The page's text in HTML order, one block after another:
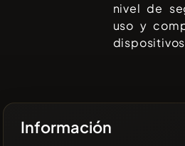
nivel de
uso y
Información